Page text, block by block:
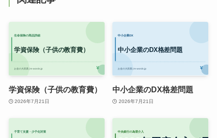
学資保険（子供の教育費）
2026年7月21日
中小企業のDX格差問題
2026年7月21日